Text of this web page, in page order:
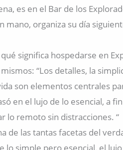
es en el Bar de los
mano, organiza su día
significa hospedarse en
“Los detalles, la
son elementos centrales
en el lujo de lo esencial, a
lo remoto sin distracciones. “
de las tantas facetas del